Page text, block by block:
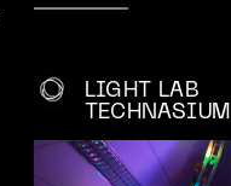
LIGHT LAB
TECHNASIUM